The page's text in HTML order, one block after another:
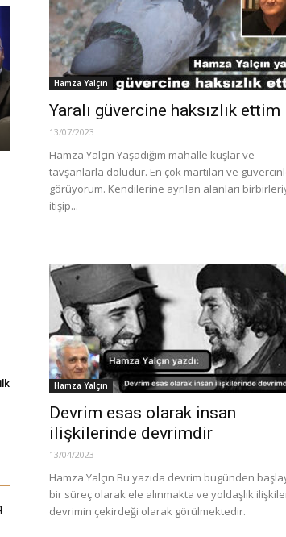
Hamza Yalçın
Yaralı güvercine haksızlık ettim
13/07/2023
Hamza Yalçın Yaşadığım mahalle kuşlar ve
tavşanlarla doludur. En çok martıları ve
görüyorum. Kendilerine ayrılan alanları
itişip...
Hamza Yalçın
Devrim esas olarak insan
ilişkilerinde devrimdir
13/04/2023
Hamza Yalçın Bu yazıda devrim bugünden
bir süreç olarak ele alınmakta ve yoldaşlık
devrimin çekirdeği olarak görülmektedir.